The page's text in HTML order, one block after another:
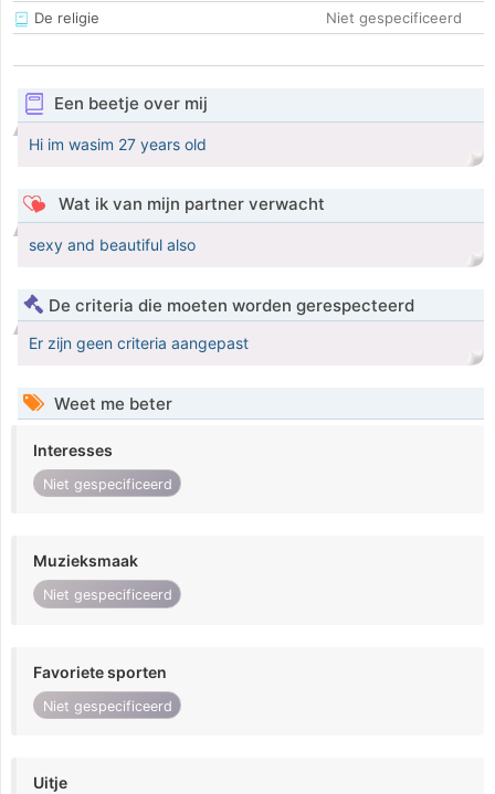
De religie
Niet gespecificeerd
Een beetje over mij
Hi im wasim 27 years old
Wat ik van mijn partner verwacht
sexy and beautiful also
De criteria die moeten worden gerespecteerd
Er zijn geen criteria aangepast
Weet me beter
Interesses
Niet gespecificeerd
Muzieksmaak
Niet gespecificeerd
Favoriete sporten
Niet gespecificeerd
Uitje